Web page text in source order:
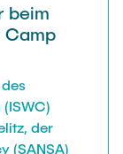
beim
Camp
der
(SANSA)